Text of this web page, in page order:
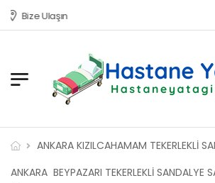
Bize Ulaşın
ANKARA KIZILCAHAMAM TEKERLEKLİ
ANKARA BEYPAZARI TEKERLEKLİ SANDALYE